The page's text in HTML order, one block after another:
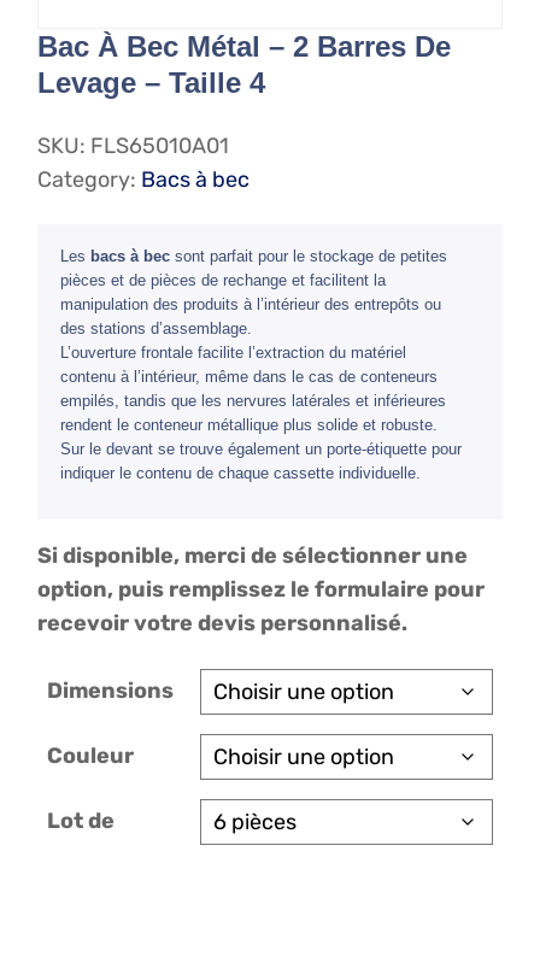
Bac À Bec Métal – 2 Barres De
Levage – Taille 4
SKU: FLS65010A01
Category: Bacs à bec
Les bacs à bec sont parfait pour le stockage de petites
pièces et de pièces de rechange et facilitent la
manipulation des produits à l’intérieur des entrepôts ou
des stations d’assemblage.
L’ouverture frontale facilite l’extraction du matériel
contenu à l’intérieur, même dans le cas de conteneurs
empilés, tandis que les nervures latérales et inférieures
rendent le conteneur métallique plus solide et robuste.
Sur le devant se trouve également un porte-étiquette pour
indiquer le contenu de chaque cassette individuelle.
Si disponible, merci de sélectionner une
option, puis remplissez le formulaire pour
recevoir votre devis personnalisé.
Dimensions
Couleur
Lot de